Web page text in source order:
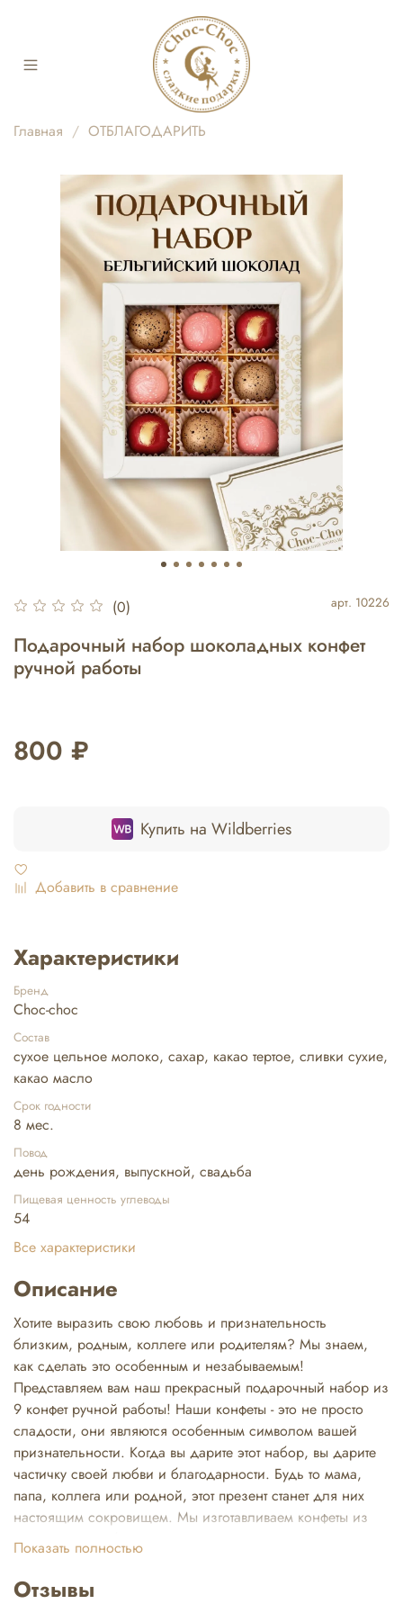
Главная ОТБЛАГОДАРИТЬ
(0) арт. 10226
Подарочный набор шоколадных конфет
ручной работы
800 ₽
Купить на Wildberries
Добавить в сравнение
Характеристики
Бренд
Choc-choc
Состав
сухое цельное молоко, сахар, какао тертое, сливки сухие,
какао масло
Срок годности
8 мес.
Повод
день рождения, выпускной, свадьба
Пищевая ценность углеводы
54
Все характеристики
Описание
Хотите выразить свою любовь и признательность
близким, родным, коллеге или родителям? Мы знаем,
как сделать это особенным и незабываемым!
Представляем вам наш прекрасный подарочный набор из
9 конфет ручной работы! Наши конфеты - это не просто
сладости, они являются особенным символом вашей
признательности. Когда вы дарите этот набор, вы дарите
частичку своей любви и благодарности. Будь то мама,
папа, коллега или родной, этот презент станет для них
настоящим сокровищем. Мы изготавливаем конфеты из
лучших сортов белого, молочного и темного шоколада.
украшением праздника. Для учителя, сладости в подарок
мальчику, милой девочке. Маме на 8 марта, на
Показать полностью
Отзывы